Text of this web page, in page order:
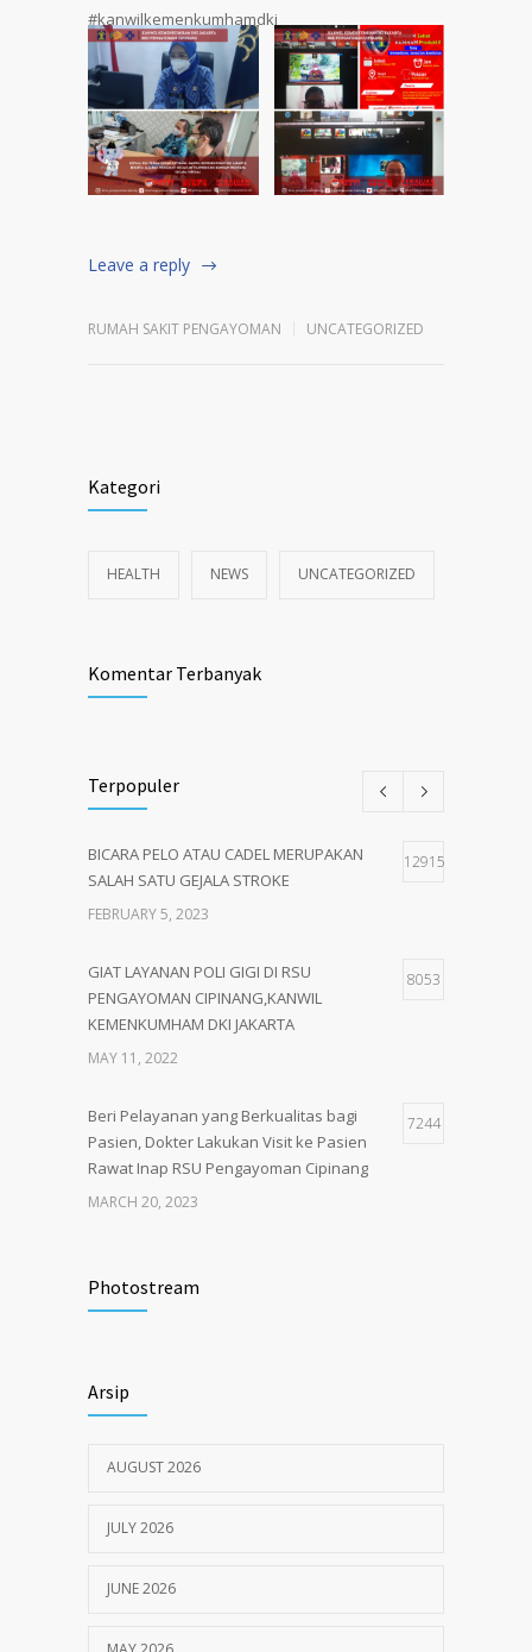
#kanwilkemenkumhamdki
Leave a reply
RUMAH SAKIT PENGAYOMAN UNCATEGORIZED
Kategori
HEALTH NEWS UNCATEGORIZED
Komentar Terbanyak
Terpopuler
BICARA PELO ATAU CADEL MERUPAKAN
SALAH SATU GEJALA STROKE
12915
FEBRUARY 5, 2023
GIAT LAYANAN POLI GIGI DI RSU
PENGAYOMAN CIPINANG,KANWIL
KEMENKUMHAM DKI JAKARTA
8053
MAY 11, 2022
Beri Pelayanan yang Berkualitas bagi
Pasien, Dokter Lakukan Visit ke Pasien
Rawat Inap RSU Pengayoman Cipinang
7244
MARCH 20, 2023
RSU Pengayoman
Photostream
Arsip
AUGUST 2026
JULY 2026
JUNE 2026